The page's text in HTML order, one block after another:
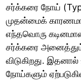
சர்க்கரை நோய்
முதன்மைக்
எந்தவொரு
சர்க்கரை அனைத்தும்
விடுகிறது.
நோய்களும்